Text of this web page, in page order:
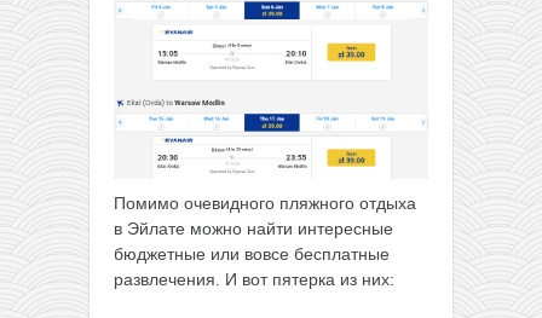
Помимо очевидного пляжного отдыха
в Эйлате можно найти интересные
бюджетные или вовсе бесплатные
развлечения. И вот пятерка из них: